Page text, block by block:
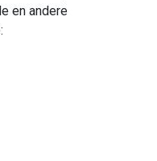
en andere